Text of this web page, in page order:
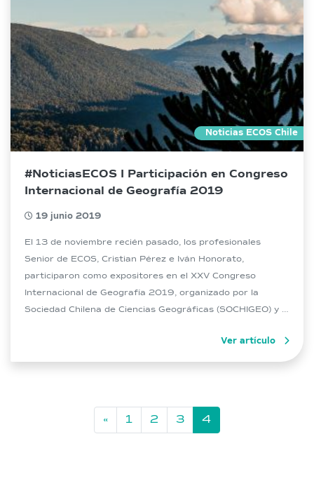
Noticias ECOS Chile
#NoticiasECOS I Participación en Congreso
Internacional de Geografía 2019
19 junio 2019
El 13 de noviembre recién pasado, los profesionales
Senior de ECOS, Cristian Pérez e Iván Honorato,
participaron como expositores en el XXV Congreso
Internacional de Geografía 2019, organizado por la
Sociedad Chilena de Ciencias Geográficas (SOCHIGEO) y la
fueron parte de la sección Políticas Públicas Territoriales
y Ambientales, con […]
Ver artículo
« 1 2 3 4